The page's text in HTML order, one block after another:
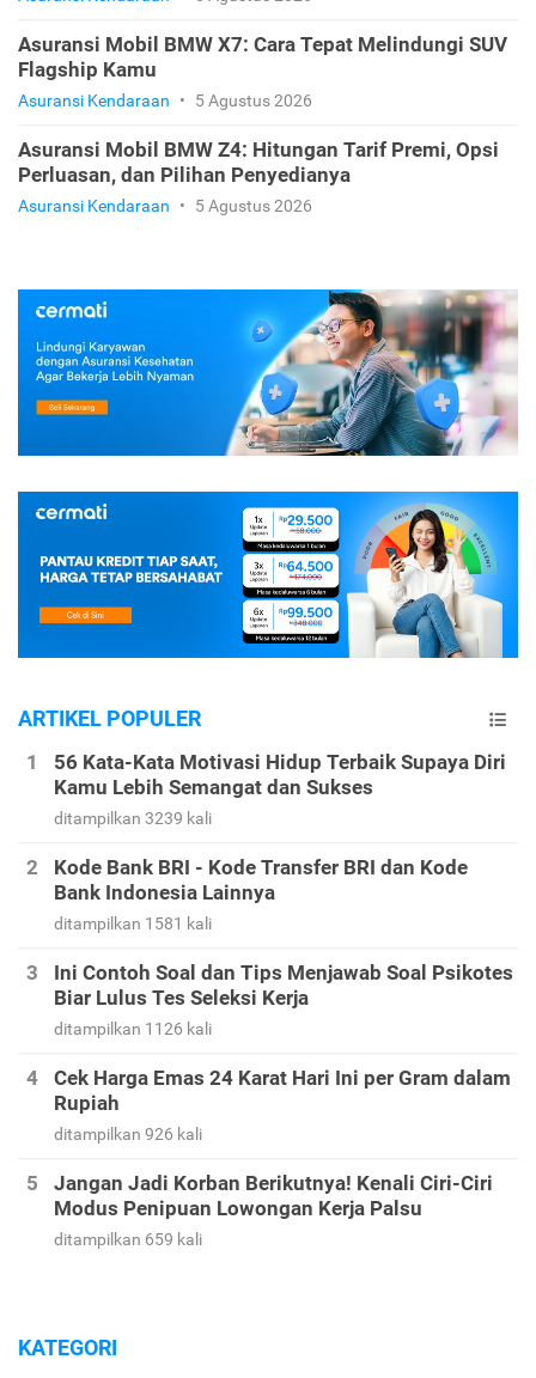
Asuransi Mobil BMW X7: Cara Tepat Melindungi SUV
Flagship Kamu
Asuransi Kendaraan • 5 Agustus 2026
Asuransi Mobil BMW Z4: Hitungan Tarif Premi, Opsi
Perluasan, dan Pilihan Penyedianya
Asuransi Kendaraan • 5 Agustus 2026
ARTIKEL POPULER
56 Kata-Kata Motivasi Hidup Terbaik Supaya Diri
Kamu Lebih Semangat dan Sukses
ditampilkan 3239 kali
Kode Bank BRI - Kode Transfer BRI dan Kode
Bank Indonesia Lainnya
ditampilkan 1581 kali
Ini Contoh Soal dan Tips Menjawab Soal Psikotes
Biar Lulus Tes Seleksi Kerja
ditampilkan 1126 kali
Cek Harga Emas 24 Karat Hari Ini per Gram dalam
Rupiah
ditampilkan 926 kali
Jangan Jadi Korban Berikutnya! Kenali Ciri-Ciri
Modus Penipuan Lowongan Kerja Palsu
ditampilkan 659 kali
KATEGORI